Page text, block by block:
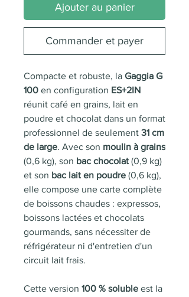
Ajouter au panier
Commander et payer
Compacte et robuste, la Gaggia G
100 en configuration ES+2IN
réunit café en grains, lait en
poudre et chocolat dans un format
professionnel de seulement 31 cm
de large. Avec son moulin à grains
(0,6 kg), son bac chocolat (0,9 kg)
et son bac lait en poudre (0,6 kg),
elle compose une carte complète
de boissons chaudes : expressos,
boissons lactées et chocolats
gourmands, sans nécessiter de
réfrigérateur ni d'entretien d'un
circuit lait frais.
Cette version 100 % soluble est la